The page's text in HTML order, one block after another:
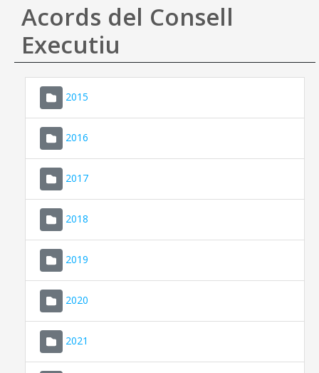
Ajuda
Acords del Consell
Executiu
2015
2016
2017
2018
2019
2020
2021